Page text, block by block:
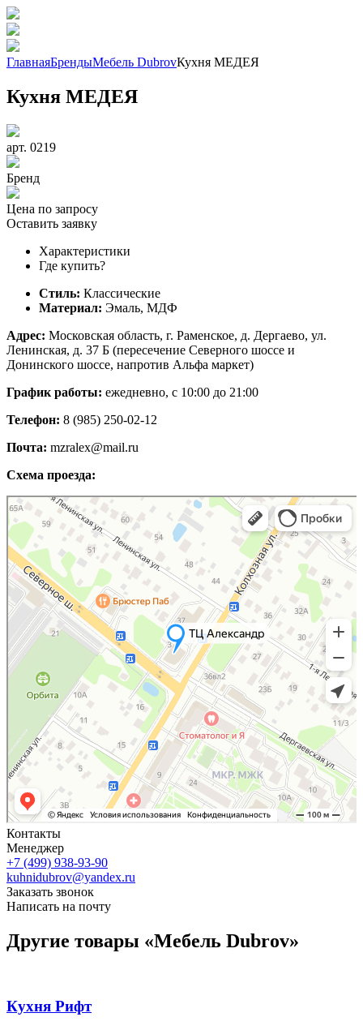
ГлавнаяБрендыМебель DubrovКухня МЕДЕЯ
Кухня МЕДЕЯ
арт. 0219
Бренд
Цена по запросу
Оставить заявку
Характеристики
Где купить?
Стиль: Классические
Материал: Эмаль, МДФ
Адрес: Московская область, г. Раменское, д. Дергаево, ул.
Ленинская, д. 37 Б (пересечение Северного шоссе и
Донинского шоссе, напротив Альфа маркет)
График работы: ежедневно, с 10:00 до 21:00
Телефон: 8 (985) 250-02-12
Почта: mzralex@mail.ru
Схема проезда:
Яндекс Карты
Яндекс Карты — транспорт, навигация, поиск мест
Контакты
Менеджер
+7 (499) 938-93-90
kuhnidubrov@yandex.ru
Заказать звонок
Написать на почту
Другие товары «Мебель Dubrov»
Кухня Рифт